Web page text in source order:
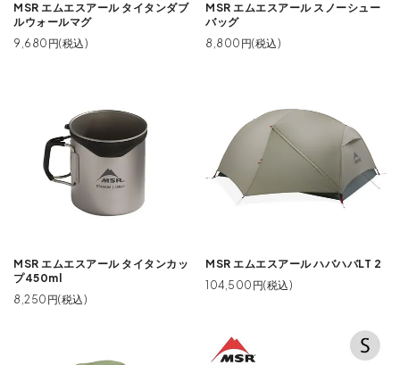
MSR エムエスアール タイタンダブ
ルウォールマグ
9,680円(税込)
MSR エムエスアール スノーシュー
バッグ
8,800円(税込)
MSR エムエスアール タイタンカッ
プ450ml
8,250円(税込)
MSR エムエスアール ハバハバLT 2
104,500円(税込)